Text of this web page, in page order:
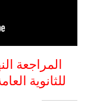
المراجعة
للثانوية العامة #4 القواعد